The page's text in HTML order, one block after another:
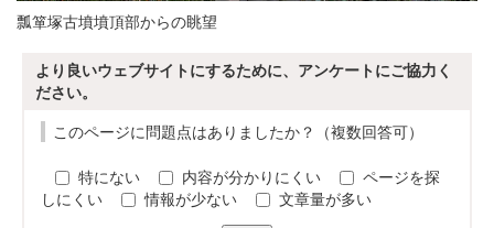
瓢箪塚古墳墳頂部からの眺望
より良いウェブサイトにするために、アンケートにご協力く
ださい。
このページに問題点はありましたか？（複数回答可）
特にない 内容が分かりにくい
ページを探
しにくい
情報が少ない 文章量が多い